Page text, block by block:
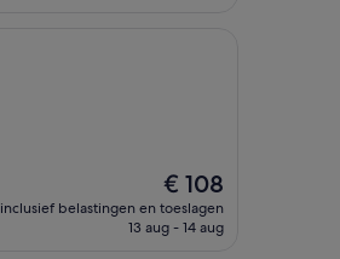
De
prijs
is
€ 108
inclusief belastingen en toeslagen
13 aug - 14 aug